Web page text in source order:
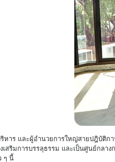
าร และผู้อำนวยการใหญ่สายปฎิบัติก
เสริมการบรรลุธรรม และเป็นศูนย์กล
ๆ นี้